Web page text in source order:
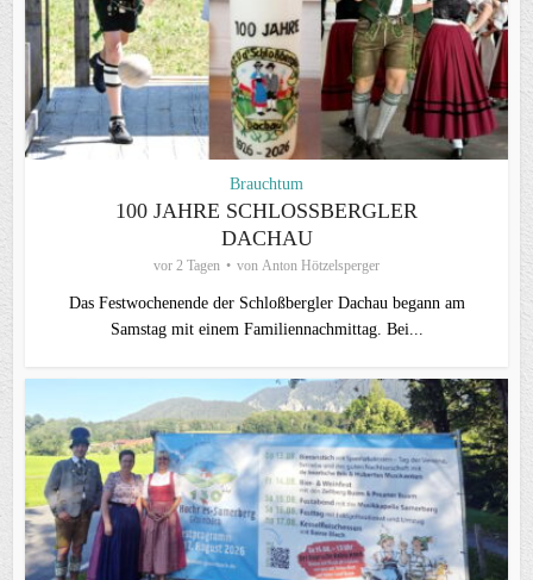
Brauchtum
100 JAHRE SCHLOSSBERGLER D
ACHAU
vor 2 Tagen von Anton Hötzelsperger
Das Festwochenende der Schloßbergler Dachau begann am
Samstag mit einem Familiennachmittag. Bei...